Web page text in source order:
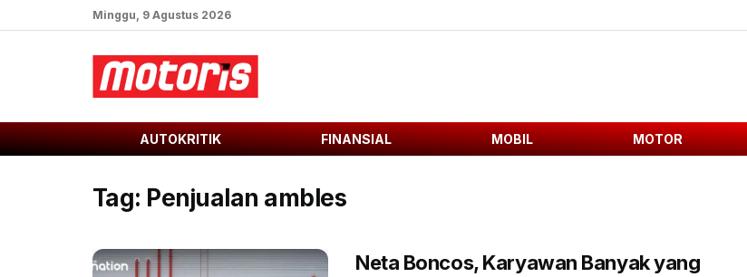
Minggu, 9 Agustus 2026
AUTOKRITIK FINANSIAL MOBIL MOTOR
Tag: Penjualan ambles
Neta Boncos, Karyawan Banyak yang